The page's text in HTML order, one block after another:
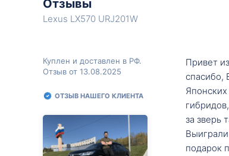
Отзывы
Lexus LX570 URJ201W
Куплен и доставлен в РФ.
Отзыв от 13.08.2025
ОТЗЫВ НАШЕГО КЛИЕНТА
Привет
спасибо,
за зверь
подарок